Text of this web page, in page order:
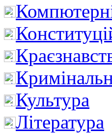
Культура
Література